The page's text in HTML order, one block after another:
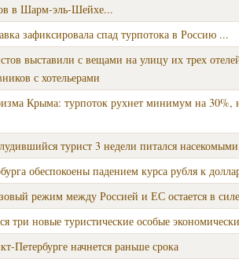
в Шарм-эль-Шейхе...
зафиксировала спад турпотока в Россию ...
выставили с вещами на улицу их трех
с хотельерами
Крыма: турпоток рухнет минимум на 30%,
турист 3 недели питался насекомыми
обеспокоены падением курса рубля к
режим между Россией и ЕС остается в силе
три новые туристические особые
Петербурге начнется раньше срока